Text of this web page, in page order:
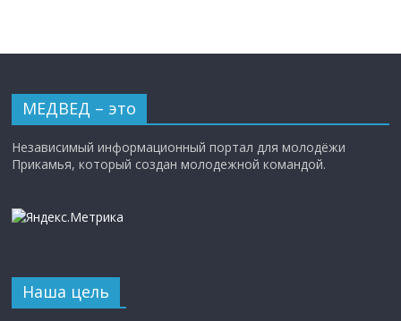
МЕДВЕД – это
Независимый информационный портал для молодёжи
Прикамья, который создан молодежной командой.
Наша цель